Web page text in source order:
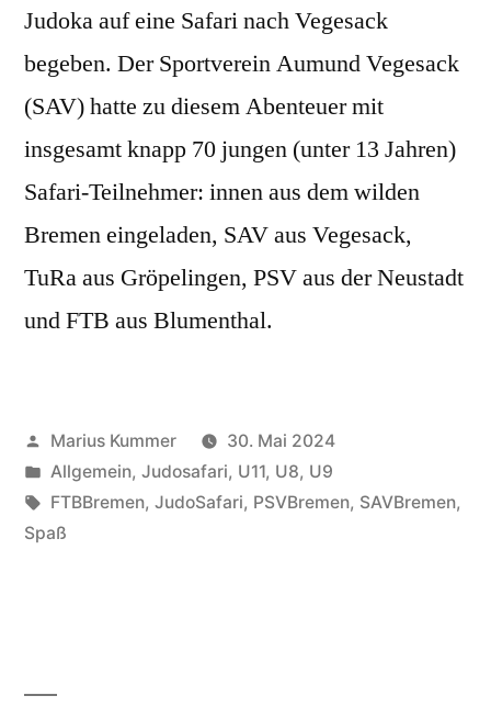
Judoka auf eine Safari nach Vegesack
begeben. Der Sportverein Aumund Vegesack
(SAV) hatte zu diesem Abenteuer mit
insgesamt knapp 70 jungen (unter 13 Jahren)
Safari-Teilnehmer: innen aus dem wilden
Bremen eingeladen, SAV aus Vegesack,
TuRa aus Gröpelingen, PSV aus der Neustadt
und FTB aus Blumenthal.
Veröffentlicht
von
Marius Kummer
30. Mai 2024
Veröffentlicht
unter
Allgemein, Judosafari, U11, U8, U9
Schlagwörter:
FTBBremen, JudoSafari, PSVBremen, SAVBremen,
Spaß